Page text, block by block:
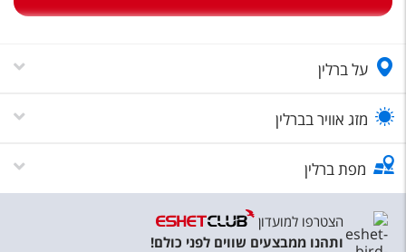
שירות לקוחות
טופס צור קשר
עקבו אחרינו
על ברלין
מזג אוויר בברלין
מפת ברלין
הצטרפו למועדון
ותהנו ממבצעים שווים לפני כולם!